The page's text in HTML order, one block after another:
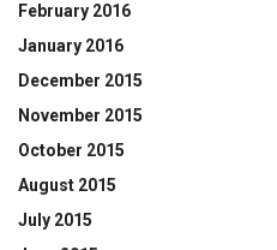
February 2016
January 2016
December 2015
November 2015
October 2015
August 2015
July 2015